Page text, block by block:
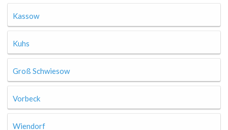
Kassow
Kuhs
Groß Schwiesow
Vorbeck
Wiendorf